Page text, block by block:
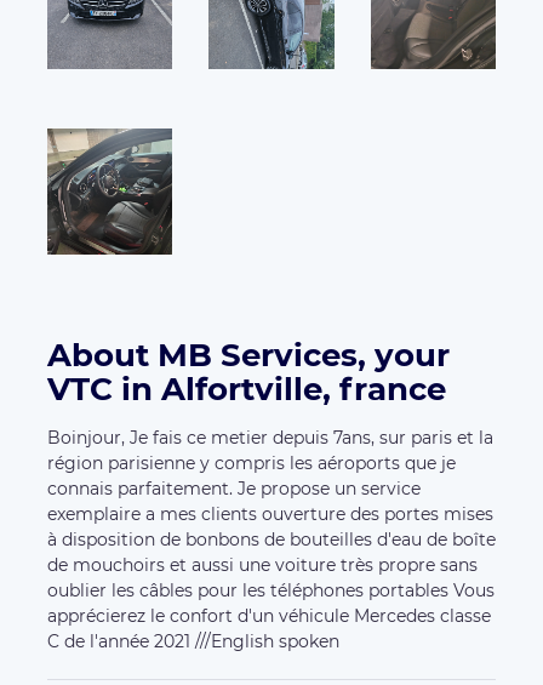
About MB Services, your
VTC in Alfortville, france
Boinjour, Je fais ce metier depuis 7ans, sur paris et la
région parisienne y compris les aéroports que je
connais parfaitement. Je propose un service
exemplaire a mes clients ouverture des portes mises
à disposition de bonbons de bouteilles d'eau de boîte
de mouchoirs et aussi une voiture très propre sans
oublier les câbles pour les téléphones portables Vous
apprécierez le confort d'un véhicule Mercedes classe
C de l'année 2021 ///English spoken